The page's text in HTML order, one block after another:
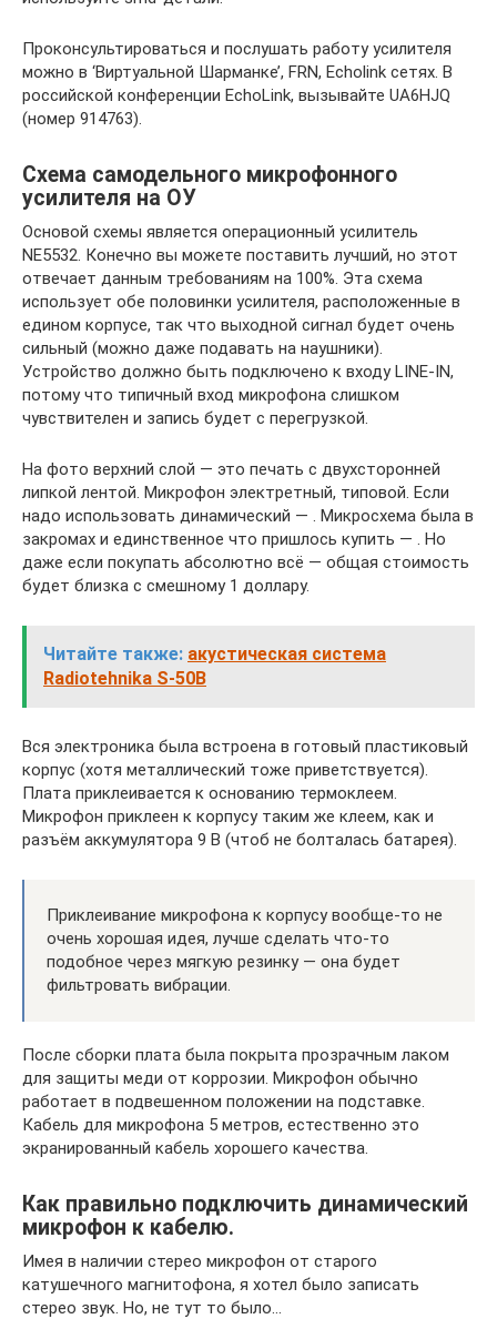
Проконсультироваться и послушать работу усилителя
можно в ‘Виртуальной Шарманке’, FRN, Echolink сетях. В
российской конференции EchoLink, вызывайте UA6HJQ
(номер 914763).
Схема самодельного микрофонного
усилителя на ОУ
Основой схемы является операционный усилитель
NE5532. Конечно вы можете поставить лучший, но этот
отвечает данным требованиям на 100%. Эта схема
использует обе половинки усилителя, расположенные в
едином корпусе, так что выходной сигнал будет очень
сильный (можно даже подавать на наушники).
Устройство должно быть подключено к входу LINE-IN,
потому что типичный вход микрофона слишком
чувствителен и запись будет с перегрузкой.
На фото верхний слой — это печать с двухсторонней
липкой лентой. Микрофон электретный, типовой. Если
надо использовать динамический — . Микросхема была в
закромах и единственное что пришлось купить — . Но
даже если покупать абсолютно всё — общая стоимость
будет близка с смешному 1 доллару.
Читайте также: акустическая система
Radiotehnika S-50B
Вся электроника была встроена в готовый пластиковый
корпус (хотя металлический тоже приветствуется).
Плата приклеивается к основанию термоклеем.
Микрофон приклеен к корпусу таким же клеем, как и
разъём аккумулятора 9 В (чтоб не болталась батарея).
Приклеивание микрофона к корпусу вообще-то не
очень хорошая идея, лучше сделать что-то
подобное через мягкую резинку — она будет
фильтровать вибрации.
После сборки плата была покрыта прозрачным лаком
для защиты меди от коррозии. Микрофон обычно
работает в подвешенном положении на подставке.
Кабель для микрофона 5 метров, естественно это
экранированный кабель хорошего качества.
Как правильно подключить динамический
микрофон к кабелю.
Имея в наличии стерео микрофон от старого
катушечного магнитофона, я хотел было записать
стерео звук. Но, не тут то было…